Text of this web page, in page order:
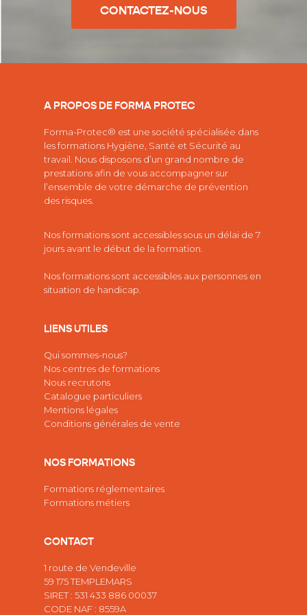
CONTACTEZ-NOUS
A PROPOS DE FORMA PROTEC
Forma-Protec® est une société spécialisée dans
lesformations Hygiène, Santé et Sécurité au
travail. Nous disposons d’un grand nombre de
prestations afin de vous accompagner sur
l’ensemble de votre démarche de prévention
des risques.
Nos formations sont accessibles sous un délai de 7
jours avant le début de la formation.
Nos formations sont accessibles aux personnes en
situation de handicap.
LIENS UTILES
Qui sommes-nous?
Nos centres de formations
Nous recrutons
Catalogue particuliers
Mentions légales
Conditions générales de vente
NOS FORMATIONS
Formations réglementaires
Formations métiers
CONTACT
1 route de Vendeville
59 175 TEMPLEMARS
SIRET : 531 433 886 00037
CODE NAF : 8559A